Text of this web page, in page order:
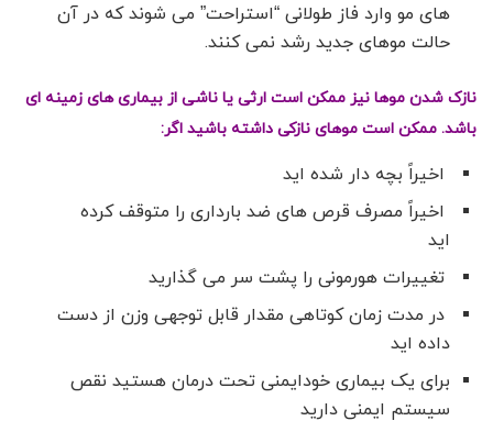
های مو وارد فاز طولانی “استراحت” می شوند که در آن
حالت موهای جدید رشد نمی کنند.
نازک شدن موها نیز ممکن است ارثی یا ناشی از بیماری های زمینه ای
باشد. ممکن است موهای نازکی داشته باشید اگر:
اخیراً بچه دار شده اید
اخیراً مصرف قرص های ضد بارداری را متوقف کرده
اید
تغییرات هورمونی را پشت سر می گذارید
در مدت زمان کوتاهی مقدار قابل توجهی وزن از دست
داده اید
برای یک بیماری خودایمنی تحت درمان هستید نقص
سیستم ایمنی دارید